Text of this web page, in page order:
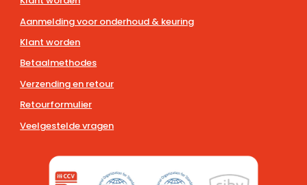
Aanmelding voor onderhoud & keuring
Klant worden
Betaalmethodes
Verzending en retour
Retourformulier
Veelgestelde vragen